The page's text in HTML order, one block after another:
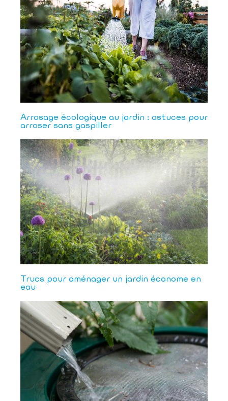
Arrosage écologique au jardin : astuces pour
arroser sans gaspiller
Trucs pour aménager un jardin économe en
eau